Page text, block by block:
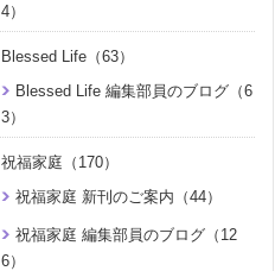
4）
Blessed Life（63）
Blessed Life 編集部員のブログ（6
3）
祝福家庭（170）
祝福家庭 新刊のご案内（44）
祝福家庭 編集部員のブログ（12
6）